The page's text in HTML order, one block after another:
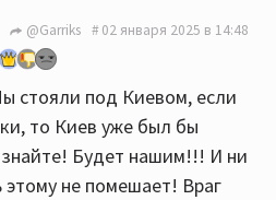
@Garriks 02 января 2025 в 14:48
стояли под Киевом, если
то Киев уже был бы
Будет нашим!!! И ни
этому не помешает! Враг